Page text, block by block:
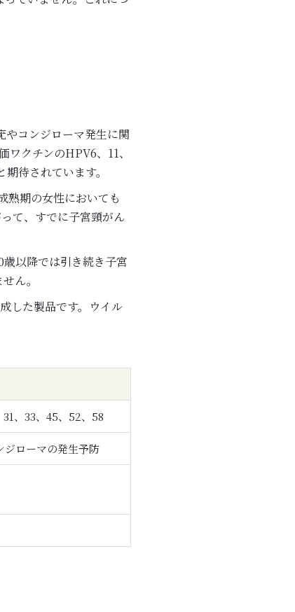
コンジローマ発生に関
クチンのHPV6、11、
待されています。
熟期の女性においても
て、すでに子宮頸がん
以降では引き続き子宮
ん。
した製品です。ウイル
、33、45、52、58
ジローマの発生予防